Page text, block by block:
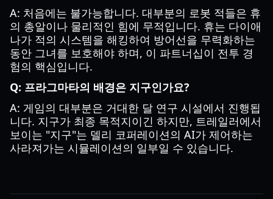
A: 처음에는 불가능합니다. 대부분의 로봇 적들은 휴
의 총알이나 물리적인 힘에 무적입니다. 휴는 다이애
나가 적의 시스템을 해킹하여 방어선을 무력화하는
동안 그녀를 보호해야 하며, 이 파트너십이 전투 경
험의 핵심입니다.
Q: 프라그마타의 배경은 지구인가요?
A: 게임의 대부분은 거대한 달 연구 시설에서 진행됩
니다. 지구가 최종 목적지이긴 하지만, 트레일러에서
보이는 "지구"는 델리 코퍼레이션의 AI가 제어하는
사라져가는 시뮬레이션의 일부일 수 있습니다.